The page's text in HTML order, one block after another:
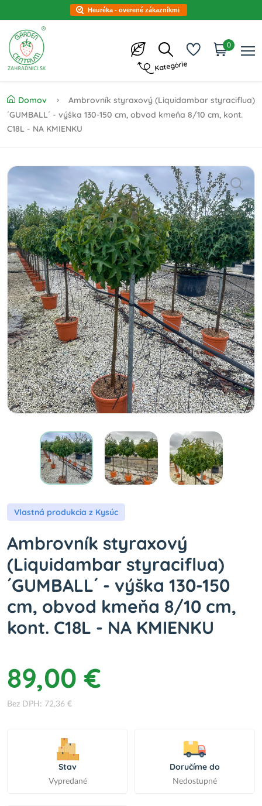
Heuréka - overené zákazníkmi
Kategórie
0
Domov
Ambrovník styraxový (Liquidambar styraciflua)
´GUMBALL´ - výška 130-150 cm, obvod kmeňa 8/10 cm, kont.
C18L - NA KMIENKU
Vlastná produkcia z Kysúc
Ambrovník styraxový
(Liquidambar styraciflua)
´GUMBALL´ - výška 130-150
cm, obvod kmeňa 8/10 cm,
kont. C18L - NA KMIENKU
89,00 €
Bez DPH: 72,36 €
Stav
Vypredané
Doručíme do
Nedostupné